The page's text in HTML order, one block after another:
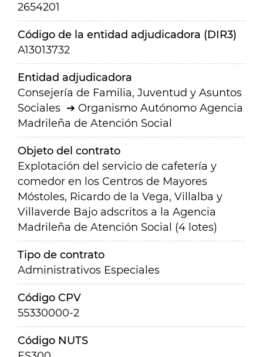
2654201
Código de la entidad adjudicadora (DIR3)
A13013732
Entidad adjudicadora
Consejería de Familia, Juventud y Asuntos
Sociales
Organismo Autónomo Agencia
Madrileña de Atención Social
Objeto del contrato
Explotación del servicio de cafetería y
comedor en los Centros de Mayores
Móstoles, Ricardo de la Vega, Villalba y
Villaverde Bajo adscritos a la Agencia
Madrileña de Atención Social (4 lotes)
Tipo de contrato
Administrativos Especiales
Código CPV
55330000-2
Código NUTS